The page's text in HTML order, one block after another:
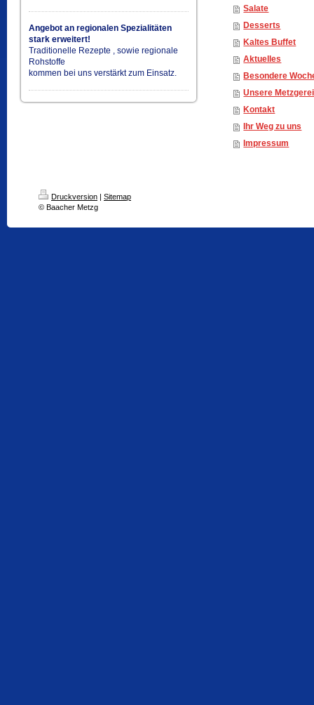
Angebot an regionalen Spezialitäten
stark erweitert!
Traditionelle Rezepte , sowie regionale
Rohstoffe
kommen bei uns verstärkt zum Einsatz.
Salate
Desserts
Kaltes Buffet
Aktuelles
Besondere
Unsere Metzgerei
Kontakt
Ihr Weg zu uns
Impressum
Druckversion | Sitemap
© Baacher Metzg